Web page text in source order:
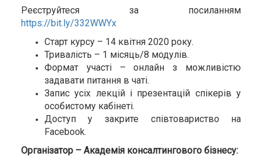
Реєструйтеся за посиланням
https://bit.ly/332WWYx
Старт курсу – 14 квітня 2020 року.
Тривалість – 1 місяць/8 модулів.
Формат участі – онлайн з можливістю
задавати питання в чаті.
Запис усіх лекцій і презентацій спікерів у
особистому кабінеті.
Доступ у закрите співтовариство на
Facebook.
Організатор – Академія консалтингового бізнесу: